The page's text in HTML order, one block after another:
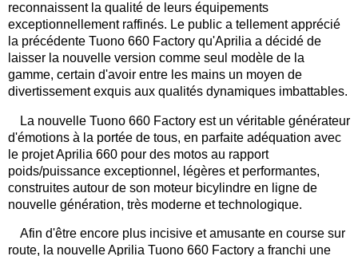
reconnaissent la qualité de leurs équipements
exceptionnellement raffinés. Le public a tellement apprécié
la précédente Tuono 660 Factory qu'Aprilia a décidé de
laisser la nouvelle version comme seul modèle de la
gamme, certain d'avoir entre les mains un moyen de
divertissement exquis aux qualités dynamiques imbattables.
La nouvelle Tuono 660 Factory est un véritable générateur
d'émotions à la portée de tous, en parfaite adéquation avec
le projet Aprilia 660 pour des motos au rapport
poids/puissance exceptionnel, légères et performantes,
construites autour de son moteur bicylindre en ligne de
nouvelle génération, très moderne et technologique.
Afin d'être encore plus incisive et amusante en course sur
route, la nouvelle Aprilia Tuono 660 Factory a franchi une